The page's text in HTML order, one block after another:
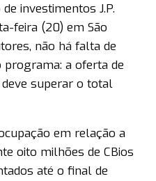
investimentos J.P.
feira (20) em São
não há falta de
a oferta de
superar o total
em relação a
oito milhões de CBios
até o final de